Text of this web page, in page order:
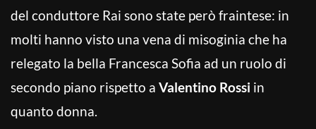
del conduttore Rai sono state però fraintese: in
molti hanno visto una vena di misoginia che ha
relegato la bella Francesca Sofia ad un ruolo di
secondo piano rispetto a Valentino Rossi in
quanto donna.